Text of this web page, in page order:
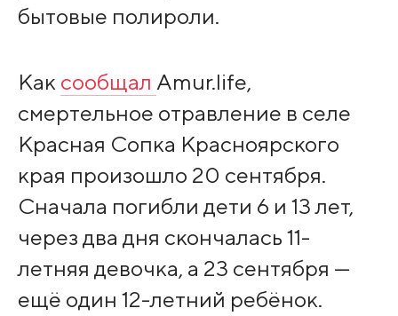
бытовые полироли.
Как сообщал Amur.life,
смертельное отравление в селе
Красная Сопка Красноярского
края произошло 20 сентября.
Сначала погибли дети 6 и 13 лет,
через два дня скончалась 11-
летняя девочка, а 23 сентября —
ещё один 12-летний ребёнок.